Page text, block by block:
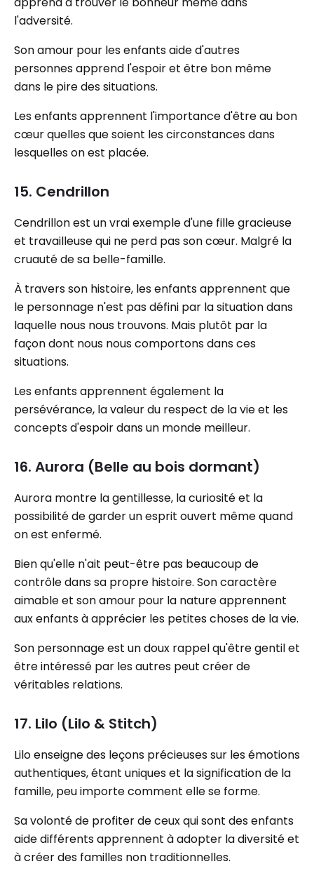
l'adversité.
Son amour pour les enfants aide d'autres
personnes apprend l'espoir et être bon même
dans le pire des situations.
Les enfants apprennent l'importance d'être au bon
cœur quelles que soient les circonstances dans
lesquelles on est placée.
15. Cendrillon
Cendrillon est un vrai exemple d'une fille gracieuse
et travailleuse qui ne perd pas son cœur. Malgré la
cruauté de sa belle-famille.
À travers son histoire, les enfants apprennent que
le personnage n'est pas défini par la situation dans
laquelle nous nous trouvons. Mais plutôt par la
façon dont nous nous comportons dans ces
situations.
Les enfants apprennent également la
persévérance, la valeur du respect de la vie et les
concepts d'espoir dans un monde meilleur.
16. Aurora (Belle au bois dormant)
Aurora montre la gentillesse, la curiosité et la
possibilité de garder un esprit ouvert même quand
on est enfermé.
Bien qu'elle n'ait peut-être pas beaucoup de
contrôle dans sa propre histoire. Son caractère
aimable et son amour pour la nature apprennent
aux enfants à apprécier les petites choses de la vie.
Son personnage est un doux rappel qu'être gentil et
être intéressé par les autres peut créer de
véritables relations.
17. Lilo (Lilo & Stitch)
Lilo enseigne des leçons précieuses sur les émotions
authentiques, étant uniques et la signification de la
famille, peu importe comment elle se forme.
Sa volonté de profiter de ceux qui sont des enfants
aide différents apprennent à adopter la diversité et
à créer des familles non traditionnelles.